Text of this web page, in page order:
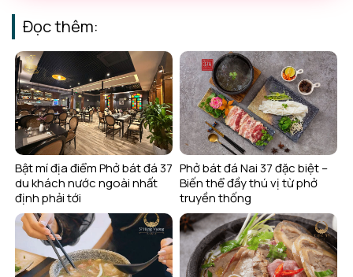
Đọc thêm:
Bật mí địa điểm Phở bát đá 37
du khách nước ngoài nhất
định phải tới
Phở bát đá Nai 37 đặc biệt –
Biến thể đầy thú vị từ phở
truyền thống